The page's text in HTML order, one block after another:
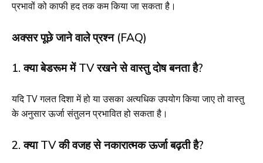
प्रभावों को काफी हद तक कम किया जा सकता है।
अक्सर पूछे जाने वाले प्रश्न (FAQ)
1. क्या बेडरूम में TV रखने से वास्तु दोष बनता है?
यदि TV गलत दिशा में हो या उसका अत्यधिक उपयोग किया जाए तो वास्तु
के अनुसार ऊर्जा संतुलन प्रभावित हो सकता है।
2. क्या TV की वजह से नकारात्मक ऊर्जा बढ़ती है?